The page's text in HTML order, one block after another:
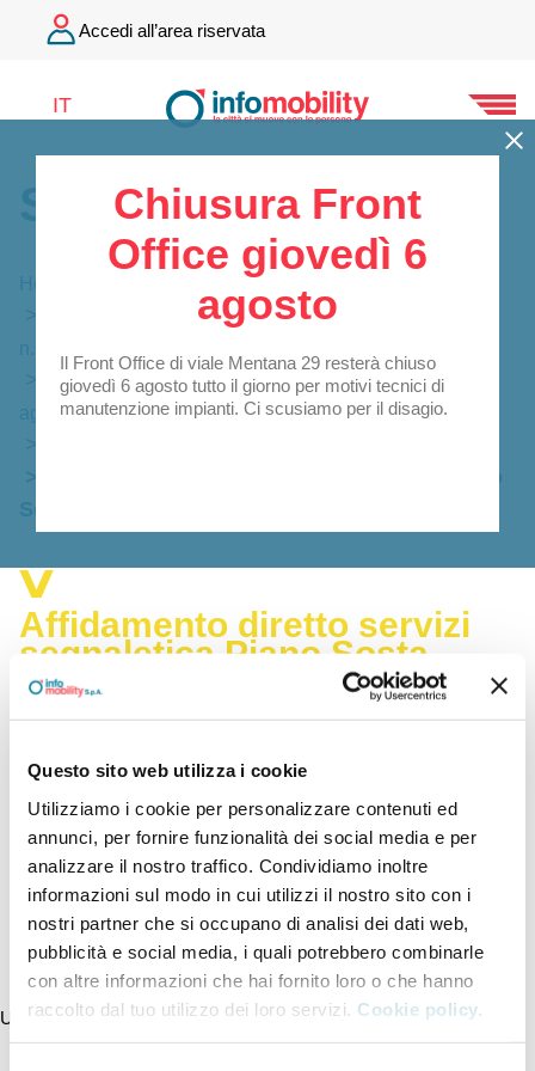
Questo sito web utilizza i cookie
Utilizziamo i cookie per personalizzare contenuti ed
annunci, per fornire funzionalità dei social media e per
analizzare il nostro traffico. Condividiamo inoltre
informazioni sul modo in cui utilizzi il nostro sito con i
nostri partner che si occupano di analisi dei dati web,
pubblicità e social media, i quali potrebbero combinarle
con altre informazioni che hai fornito loro o che hanno
raccolto dal tuo utilizzo dei loro servizi. Cookie policy.
Accedi all’area riservata
IT
Società Trasparente
Home
Società Trasparente
Bandi di gara e Contratti – art. 37, c. 1,2 del d.lgs.
n.33/2013
Atti delle amministrazioni aggiudicatrici e degli enti
aggiudicatori distintamente per ogni procedura
Affidamento diretto servizi segnaletica Piano
Sosta
Affidamento diretto servizi
segnaletica Piano Sosta
Documenti
DAU N. 39/25
Ultimo aggiornamento della pagina 26/08/2025
Chiusura Front
Office giovedì 6
agosto
Il Front Office di viale Mentana 29 resterà chiuso
giovedì 6 agosto tutto il giorno per motivi tecnici di
manutenzione impianti. Ci scusiamo per il disagio.